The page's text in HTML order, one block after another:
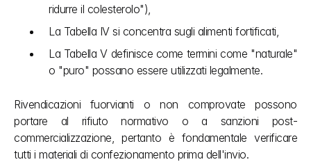
ridurre il colesterolo"),
La Tabella IV si concentra sugli alimenti fortificati,
La Tabella V definisce come termini come "naturale"
o "puro" possano essere utilizzati legalmente.
Rivendicazioni fuorvianti o non comprovate possono
portare al rifiuto normativo o a sanzioni post-
commercializzazione, pertanto è fondamentale verificare
tutti i materiali di confezionamento prima dell'invio.